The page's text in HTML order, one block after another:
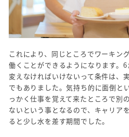
これにより、同じところでワーキン
働くことができるようになります。
変えなければいけないって条件は、
でもありました。気持ち的に面倒と
っかく仕事を覚えて来たところで別
ないという事となるので、キャリア
ると少し水を差す期間でした。